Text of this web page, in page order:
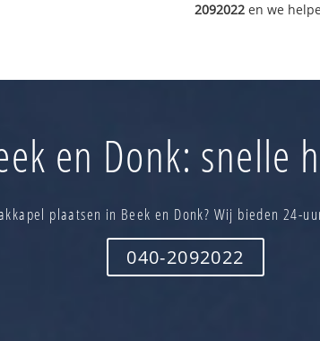
2092022 en we
en Donk: snelle
plaatsen in Beek en Donk? Wij bieden 24-
040-2092022